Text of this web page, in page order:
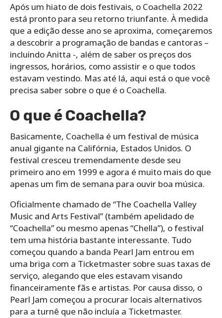
Após um hiato de dois festivais, o Coachella 2022
está pronto para seu retorno triunfante. À medida
que a edição desse ano se aproxima, começaremos
a descobrir a programação de bandas e cantoras –
incluindo Anitta -, além de saber os preços dos
ingressos, horários, como assistir e o que todos
estavam vestindo. Mas até lá, aqui está o que você
precisa saber sobre o que é o Coachella.
O que é Coachella?
Basicamente, Coachella é um festival de música
anual gigante na Califórnia, Estados Unidos. O
festival cresceu tremendamente desde seu
primeiro ano em 1999 e agora é muito mais do que
apenas um fim de semana para ouvir boa música.
Oficialmente chamado de “The Coachella Valley
Music and Arts Festival” (também apelidado de
“Coachella” ou mesmo apenas “Chella”), o festival
tem uma história bastante interessante. Tudo
começou quando a banda Pearl Jam entrou em
uma briga com a Ticketmaster sobre suas taxas de
serviço, alegando que eles estavam visando
financeiramente fãs e artistas. Por causa disso, o
Pearl Jam começou a procurar locais alternativos
para a turnê que não incluía a Ticketmaster.